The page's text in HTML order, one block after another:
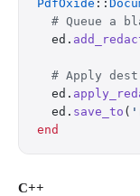
PdfOxide ::
# Queue a
  ed.
# Apply
  ed.
  ed.
save_to (
end
C++